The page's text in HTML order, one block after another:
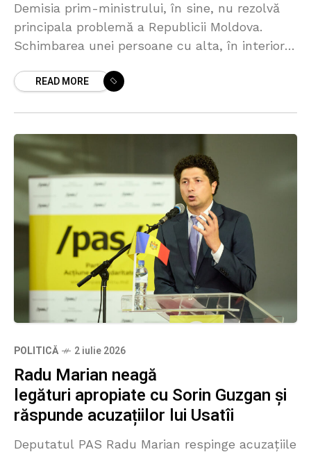
Demisia prim-ministrului, în sine, nu rezolvă
principala problemă a Republicii Moldova.
Schimbarea unei persoane cu alta, în interiorul
care le așteaptă cetățenii. De
READ MORE
POLITICĂ 2 iulie 2026
Radu Marian neagă
legături apropiate cu Sorin Guzgan și
răspunde acuzațiilor lui Usatîi
Deputatul PAS Radu Marian respinge acuzațiile